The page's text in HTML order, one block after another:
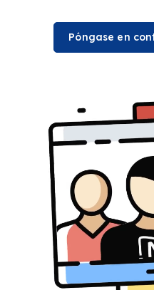
Póngase en